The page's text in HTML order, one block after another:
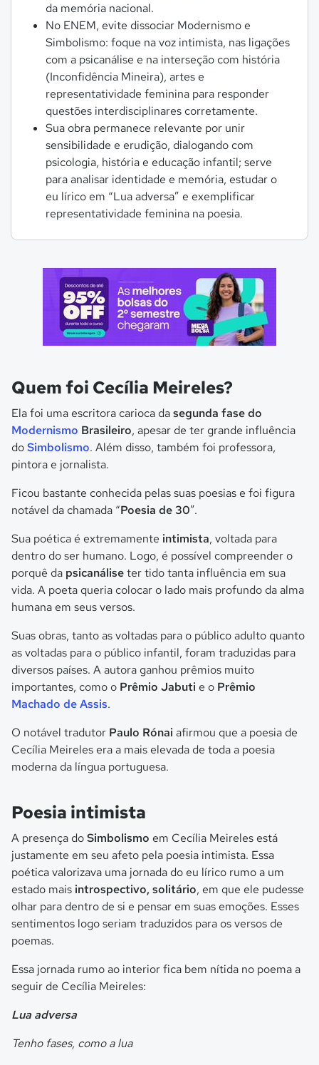
da memória nacional.
No ENEM, evite dissociar Modernismo e
Simbolismo: foque na voz intimista, nas ligações
com a psicanálise e na interseção com história
(Inconfidência Mineira), artes e
representatividade feminina para responder
questões interdisciplinares corretamente.
Sua obra permanece relevante por unir
sensibilidade e erudição, dialogando com
psicologia, história e educação infantil; serve
para analisar identidade e memória, estudar o
eu lírico em “Lua adversa” e exemplificar
representatividade feminina na poesia.
Quem foi Cecília Meireles?
Ela foi uma escritora carioca dasegunda fase do
Modernismo Brasileiro, apesar de ter grande influência
doSimbolismo. Além disso, também foi professora,
pintora e jornalista.
Ficou bastante conhecida pelas suas poesias e foi figura
notável da chamada “Poesia de 30”.
Sua poética é extremamente intimista, voltada para
dentro do ser humano. Logo, é possível compreender o
porquê da psicanáliseter tido tanta influência em sua
vida. A poeta queria colocar o lado mais profundo da alma
humana em seus versos.
Suas obras, tanto as voltadas para o público adulto quanto
as voltadas para o público infantil, foram traduzidas para
diversos países. A autora ganhou prêmios muito
importantes, como o Prêmio Jabuti e o Prêmio
Machado de Assis.
O notável tradutor Paulo Rónai afirmou que a poesia de
Cecília Meireles era a mais elevada de toda a poesia
moderna da língua portuguesa.
Poesia intimista
A presença doSimbolismo em Cecília Meireles está
justamente em seu afeto pela poesia intimista. Essa
poética valorizava uma jornada do eu lírico rumo a um
estado mais introspectivo, solitário, em que ele pudesse
olhar para dentro de si e pensar em suas emoções. Esses
sentimentos logo seriam traduzidos para os versos de
poemas.
Essa jornada rumo ao interior fica bem nítida no poema a
seguir de Cecília Meireles:
Lua adversa
Tenho fases, como a lua